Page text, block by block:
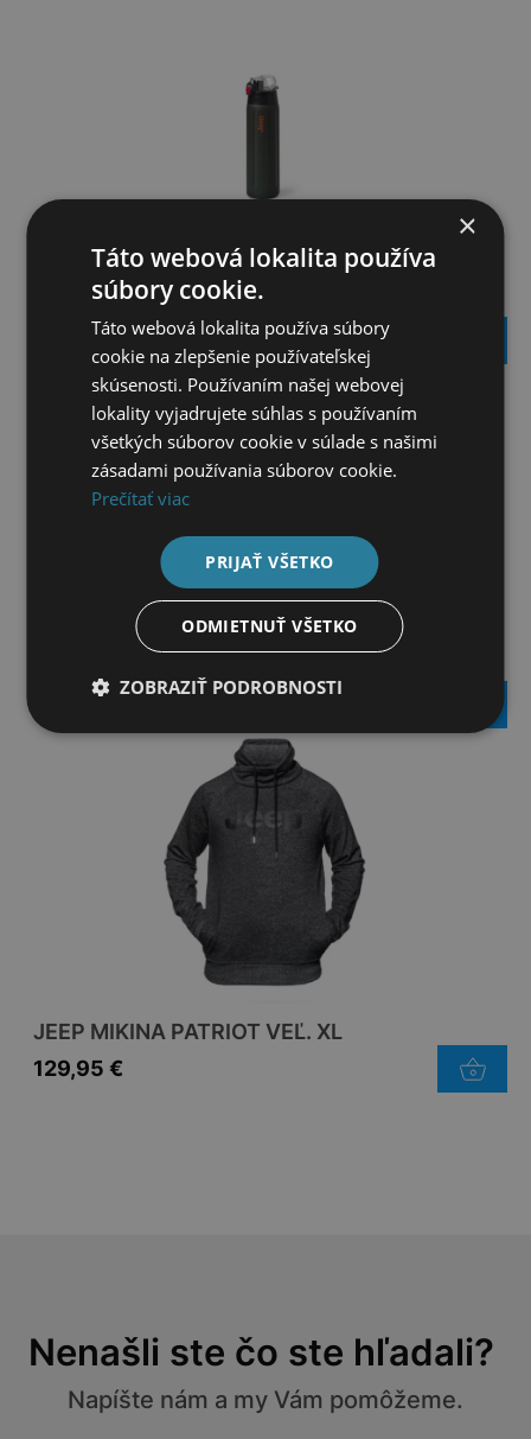
JEEP FLAŠA KHAKI 450ML
58,95€
129,95
JEEP MIKINA PATRIOT VEĽ. XL
129,95 €
Nenašli ste čo ste hľadali?
Napíšte nám a my Vám pomôžeme.
×
Táto webová lokalita používa
súbory cookie.
Táto webová lokalita používa súbory
cookie na zlepšenie používateľskej
skúsenosti. Používaním našej webovej
lokality vyjadrujete súhlas s používaním
všetkých súborov cookie v súlade s našimi
zásadami používania súborov cookie.
Prečítať viac
PRIJAŤ VŠETKO
ODMIETNUŤ VŠETKO
ZOBRAZIŤ PODROBNOSTI